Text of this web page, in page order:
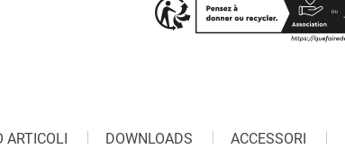
ARTICOLI DOWNLOADS ACCESSORI